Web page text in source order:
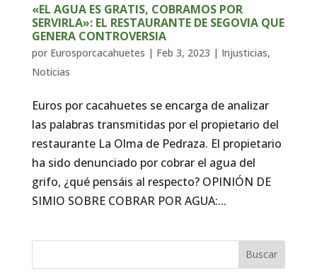
«EL AGUA ES GRATIS, COBRAMOS POR
SERVIRLA»: EL RESTAURANTE DE SEGOVIA QUE
GENERA CONTROVERSIA
por Eurosporcacahuetes | Feb 3, 2023 | Injusticias,
Noticias
Euros por cacahuetes se encarga de analizar
las palabras transmitidas por el propietario del
restaurante La Olma de Pedraza. El propietario
ha sido denunciado por cobrar el agua del
grifo, ¿qué pensáis al respecto? OPINIÓN DE
SIMIO SOBRE COBRAR POR AGUA:...
Buscar